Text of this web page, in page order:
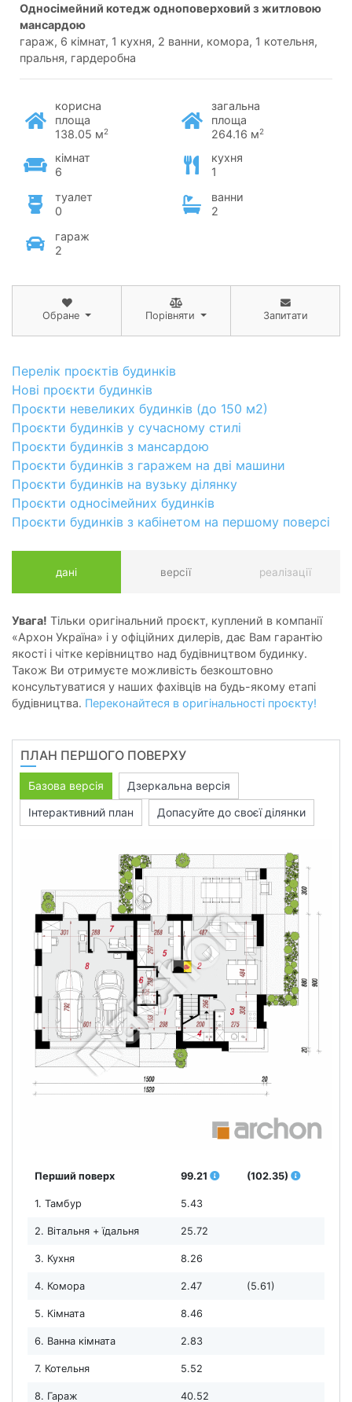
односімейний котедж одноповерховий з житловою
мансардою
гараж, 6 кімнат, 1 кухня, 2 ванни, комора, 1 котельня,
пральня, гардеробна
корисна
площа
138.05 м2
загальна
площа
264.16 м2
кімнат
6
кухня
1
туалет
0
ванни
2
гараж
2
Обране Порівняти Запитати
Перелік проєктів будинків
Нові проєкти будинків
Проєкти невеликих будинків (до 150 м2)
Проєкти будинків у сучасному стилі
Проєкти будинків з мансардою
Проєкти будинків з гаражем на дві машини
Проєкти будинків на вузьку ділянку
Проєкти односімейних будинків
Проєкти будинків з кабінетом на першому поверсі
дані версії реалізації
Увага! Тільки оригінальний проєкт, куплений в компанії
«Архон Україна» і у офіційних дилерів, дає Вам гарантію
якості і чітке керівництво над будівництвом будинку.
Також Ви отримуєте можливість безкоштовно
консультуватися у наших фахівців на будь-якому етапі
будівництва. Переконайтеся в оригінальності проєкту!
ПЛАН ПЕРШОГО ПОВЕРХУ
Базова версія
Дзеркальна версія
Інтерактивний план
Допасуйте до своєї ділянки
Перший поверх 99.21 (102.35)
1. Тамбур 5.43
2. Вітальня + їдальня 25.72
3. Кухня 8.26
4. Комора 2.47 (5.61)
5. Кімната 8.46
6. Ванна кімната 2.83
7. Котельня 5.52
8. Гараж 40.52